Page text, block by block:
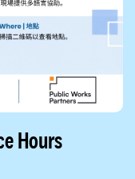
Hours